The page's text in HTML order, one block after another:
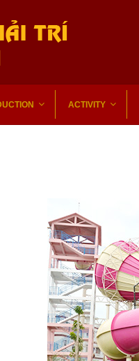
ACTIVITY